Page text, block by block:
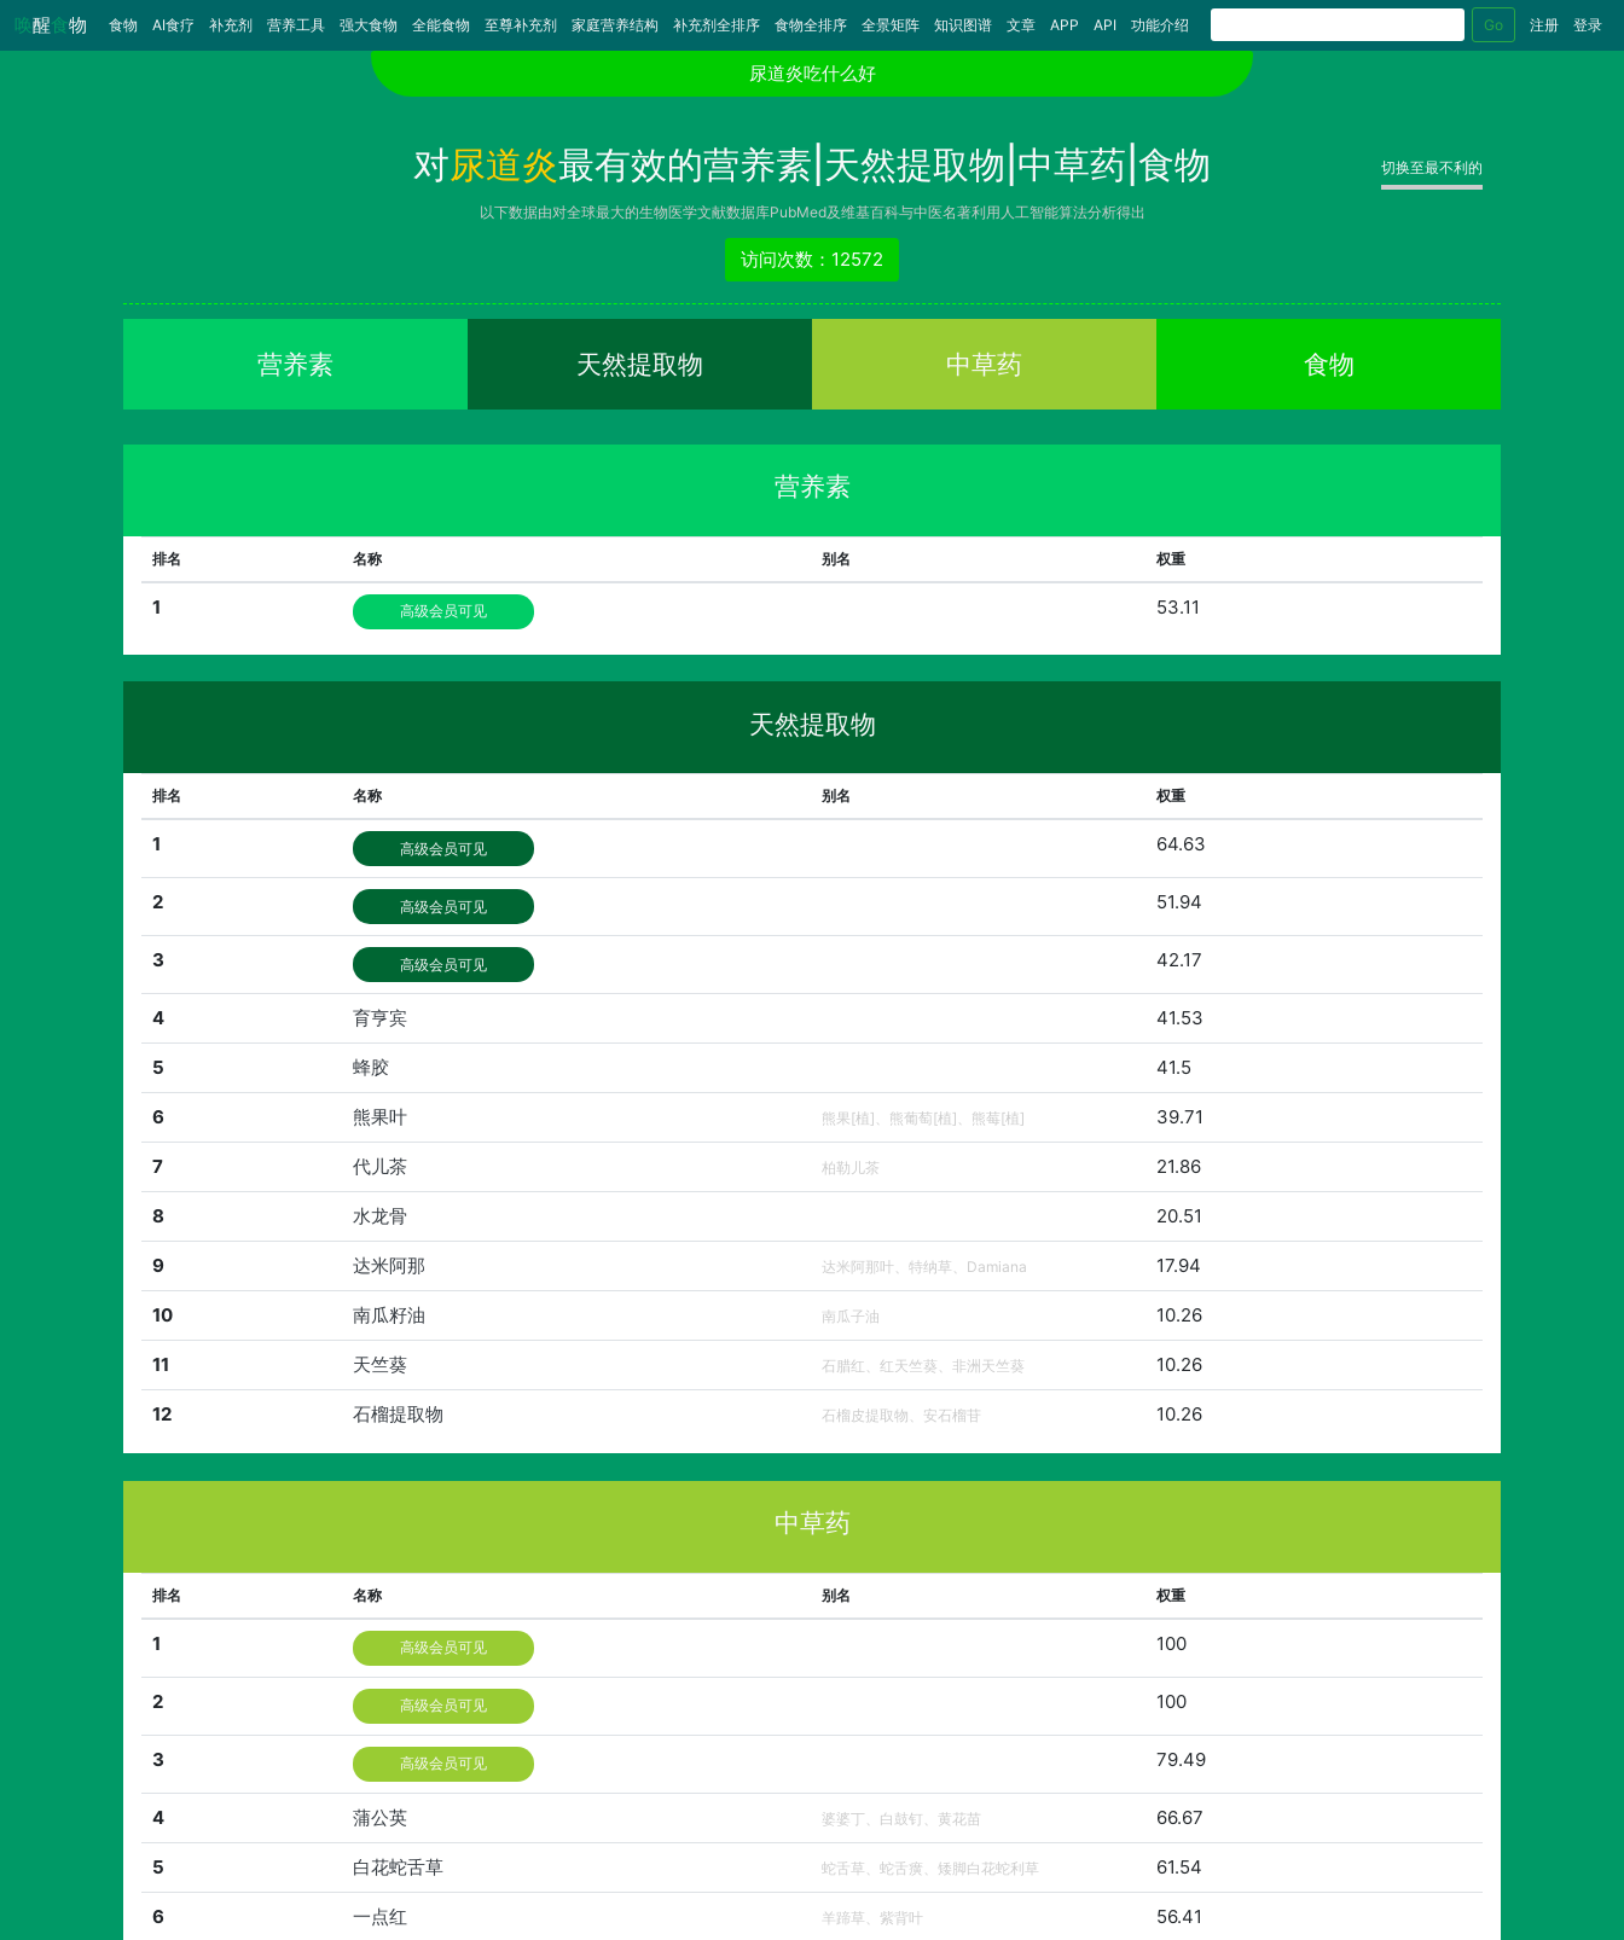
唤醒食物 食物 （当前）
AI食疗 补充剂 营养工具 强大食物 全能食物 至尊补充剂 家庭营养结构 补充剂全排序 食物全排序 全景矩阵 知识图谱 文章 APP API 功能介绍 Go 注册 登录
尿道炎吃什么好
对尿道炎最有效的营养素|天然提取物|中草药|食物 切换至最不利的
以下数据由对全球最大的生物医学文献数据库PubMed及维基百科与中医名著利用人工智能算法分析得出
访问次数：12572
营养素 天然提取物 中草药 食物
营养素
排名 名称 别名 权重
1 高级会员可见 53.11
天然提取物
排名 名称 别名 权重
1 高级会员可见 64.63
2 高级会员可见 51.94
3 高级会员可见 42.17
4 育亨宾 41.53
5 蜂胶 41.5
6 熊果叶 熊果[植]、熊葡萄[植]、熊莓[植] 39.71
7 代儿茶 柏勒儿茶 21.86
8 水龙骨 20.51
9 达米阿那 达米阿那叶、特纳草、Damiana 17.94
10 南瓜籽油 南瓜子油 10.26
11 天竺葵 石腊红、红天竺葵、非洲天竺葵 10.26
12 石榴提取物 石榴皮提取物、安石榴苷 10.26
中草药
排名 名称 别名 权重
1 高级会员可见 100
2 高级会员可见 100
3 高级会员可见 79.49
4 蒲公英 婆婆丁、白鼓钉、黄花苗 66.67
5 白花蛇舌草 蛇舌草、蛇舌癀、矮脚白花蛇利草 61.54
6 一点红 羊蹄草、紫背叶 56.41